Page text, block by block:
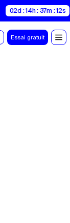
02d : 14h : 37m : 11s
Essai gratuit